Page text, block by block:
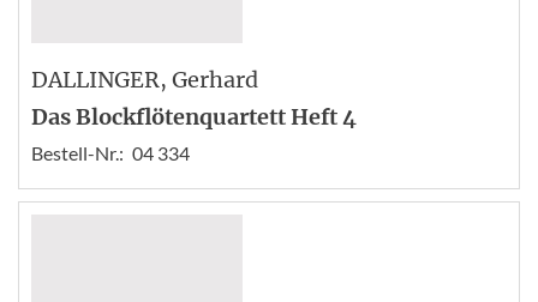
DALLINGER, Gerhard
Das Blockflötenquartett Heft 4
Bestell-Nr.: 04 334